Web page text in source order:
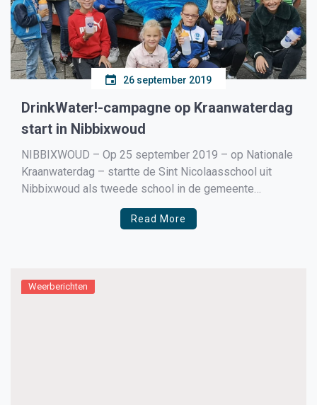
26 september 2019
DrinkWater!-campagne op Kraanwaterdag
start in Nibbixwoud
NIBBIXWOUD – Op 25 september 2019 – op Nationale
Kraanwaterdag – startte de Sint Nicolaasschool uit
Nibbixwoud als tweede school in de gemeente
Read More
Weerberichten